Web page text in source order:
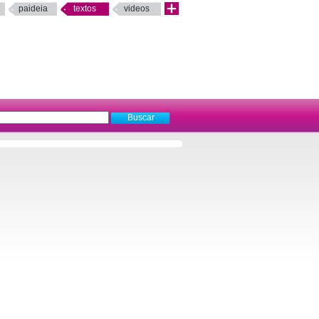
paideia textos videos